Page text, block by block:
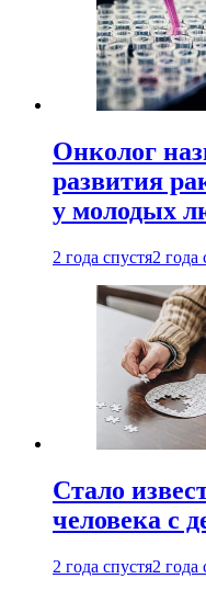
Онколог
развития
у молодых
2 года спустя2 года
Стало
человека с
2 года спустя2 года